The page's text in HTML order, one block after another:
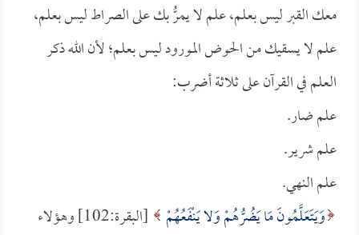
معك القبر ليس بعلم، علم لا يمرُّ بك على الصراط ليس بعلم،
علم لا يسقيك من الحوض المورود ليس بعلم؛ لأن الله ذكر
العلم في القرآن على ثلاثة أضرب:
علم ضار.
علم شرير.
علم النهي.
وَيَتَعَلَّمُونَ مَا يَضُرُّهُمْ وَلا يَنْفَعُهُمْ
[البقرة:102] وهؤلاء